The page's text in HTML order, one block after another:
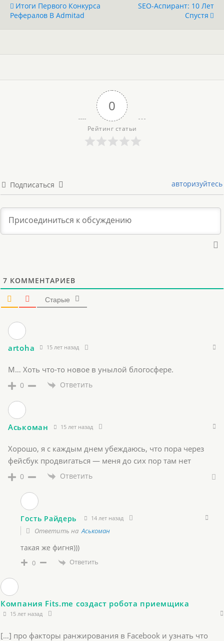
Итоги Первого Конкурса
Рефералов В Admitad
SEO-Аспирант: 10 Лет
Спустя
0
Рейтинг статьи
Подписаться авторизуйтесь
7 КОММЕНТАРИЕВ
Старые
artoha 15 лет назад
М… Хоть что-то новое в унылой блогосфере.
0 Ответить
Аськоман 15 лет назад
Хорошо, я с каждым днем убеждаюсь, что пора через
фейсбук продвигаться — меня до сих пор там нет
0 Ответить
Гость Райдерь 14 лет назад
Ответить наАськоман
такая же фигня)))
0 Ответить
Компания Fits.me создаст робота приемщика
15 лет назад
[…] про факторы ранжирования в Facebook и узнать что